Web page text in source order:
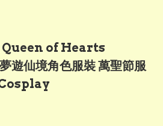
Queen of Hearts
遊仙境角色服裝 萬聖節服